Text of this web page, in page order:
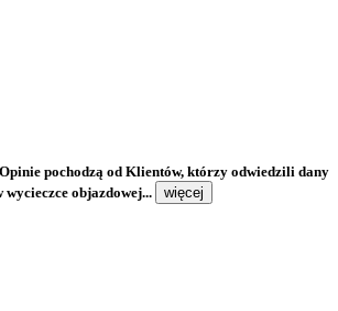
pochodzą od Klientów, którzy odwiedzili dany
objazdowej...
więcej